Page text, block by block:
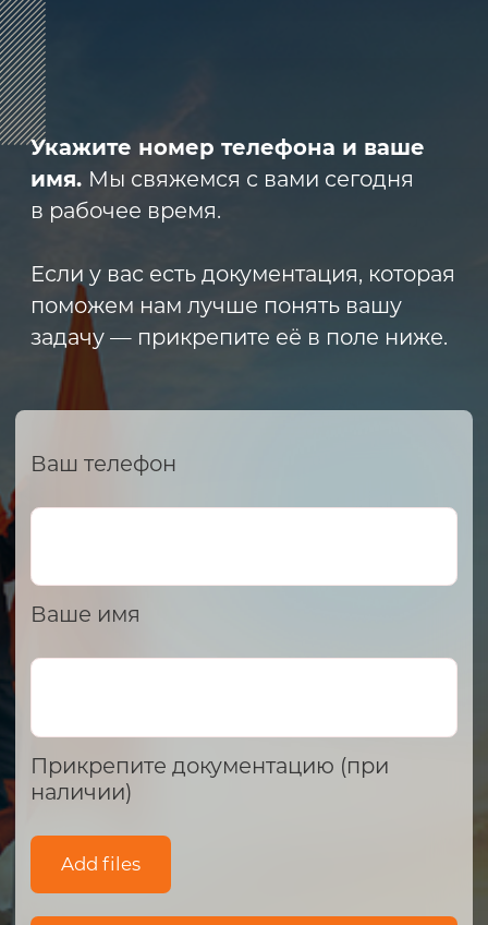
ООО «АРМЕТ РУС» Юридический адрес:
ул. 2-я Брянская, д.34А, офис 401
ИНН 2466160772 КПП 246601001 ОГРН
2023 © ARMET GROUP
Политика конфиденциальности
Эксклюзивный представитель
завода